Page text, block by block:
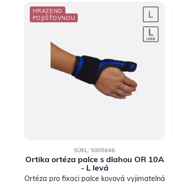
HRAZENO
POJIŠŤOVNOU
SÚKL: 5005846
Ortika ortéza palce s dlahou OR 10A
- L levá
Ortéza pro fixaci palce kovová vyjimatelná